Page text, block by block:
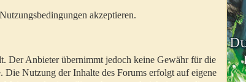
akzeptieren.
Der Anbieter übernimmt jedoch keine Gewähr für die
Nutzung der Inhalte des Forums erfolgt auf eigene